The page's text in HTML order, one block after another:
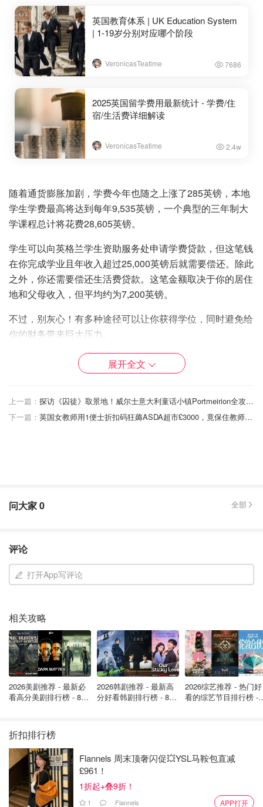
英国教育体系 | UK Education System
| 1-19岁分别对应哪个阶段
VeronicasTeatime 7686
2025英国留学费用最新统计 - 学费/住
宿/生活费详细解读
VeronicasTeatime 2.4w
随着通货膨胀加剧，学费今年也随之上涨了285英镑，本地
学生学费最高将达到每年9,535英镑，一个典型的三年制大
学课程总计将花费28,605英镑。
学生可以向英格兰学生资助服务处申请学费贷款，但这笔钱
在你完成学业且年收入超过25,000英镑后就需要偿还。除此
之外，你还需要偿还生活费贷款。这笔金额取决于你的居住
地和父母收入，但平均约为7,200英镑。
不过，别灰心！有多种途径可以让你获得学位，同时避免给
你的财务带来巨大压力。
2023/2024学年，超过5万人已经靠“学位学徒制”实现了边
工作边拿全额资助的学位！是不是很棒？同期，
免除学费。
接下来，我们将详细解析这些策略。
让公司为你的学费买单
划重点！选择学位学徒制
你狂省高达10万英镑。
学位学徒制，有时也被称为赞助学位，允许个人在为雇佣他
们的公司工作的同时，将上大学作为其培训的一部分。这项
展开全文
上一篇：
探访《囚徒》取景地！威尔士意大利童话小镇Portmeirion全攻略~
下一篇：
英国女教师用1便士折扣码狂薅ASDA超市£3000，竟保住教师资格！😲
问大家0 全部
评论
打开App写评论
相关攻略
2026美剧推荐 - 最新必
看高分美剧排行榜 - 8月
2026韩剧推荐 - 最新高
分好看韩剧排行榜 - 8月
2026综艺推荐 - 热门好
看的综艺节目排行榜 -
折扣排行榜
Flannels 周末顶奢闪促💥YSL马鞍包直减
£961！
1折起+叠9折！
1 Flannels APP打开